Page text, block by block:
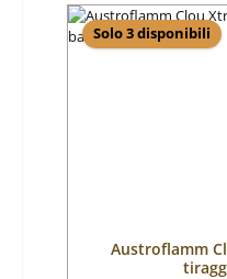
Solo 3 disponibili
Austroflamm